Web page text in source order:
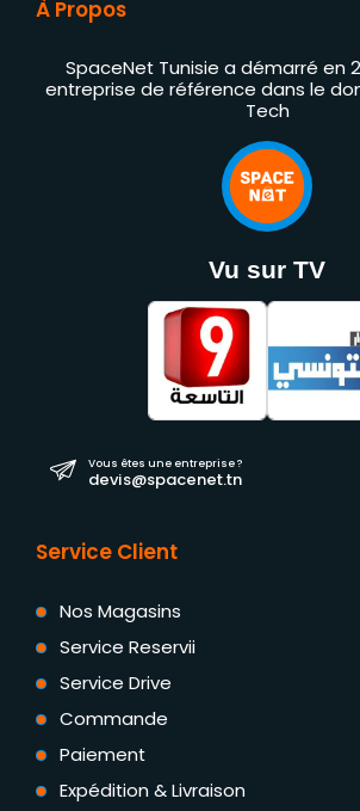
À Propos
SpaceNet Tunisie a démarré en
entreprise de référence dans le
Tech
Vu sur TV
Vous êtes une entreprise ?
devis@spacenet.tn
Service Client
Nos Magasins
Service Reservii
Service Drive
Commande
Paiement
Expédition & Livraison